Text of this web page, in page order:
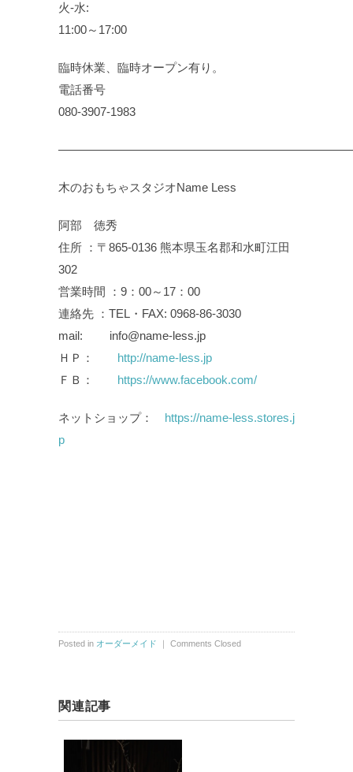
火-水:
11:00～17:00
臨時休業、臨時オープン有り。
電話番号
080-3907-1983
木のおもちゃスタジオName Less
阿部 徳秀
住所 ：〒865-0136 熊本県玉名郡和水町江田
302
営業時間 ：9：00～17：00
連絡先 ：TEL・FAX: 0968-86-3030
mail: info@name-less.jp
ＨＰ： http://name-less.jp
ＦＢ： https://www.facebook.com/
ネットショップ： https://name-less.stores.j
p
Posted in オーダーメイド ｜ Comments Closed
関連記事